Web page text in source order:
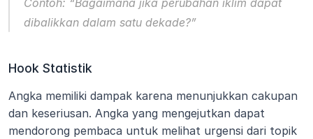
Contoh: “Bagaimana jika perubahan iklim dapat
dibalikkan dalam satu dekade?”
Hook Statistik
Angka memiliki dampak karena menunjukkan cakupan
dan keseriusan. Angka yang mengejutkan dapat
mendorong pembaca untuk melihat urgensi dari topik